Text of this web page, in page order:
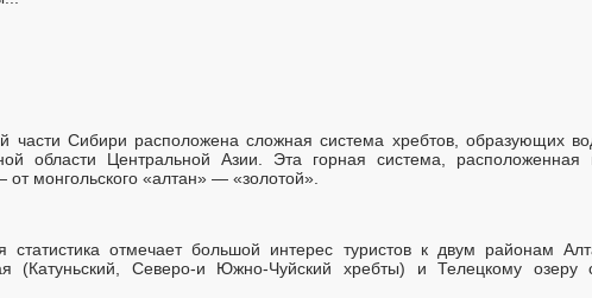
части Сибири расположена сложная система хребтов, образующих
области Центральной Азии. Эта горная система,
монгольского «алтан» — «золотой».
статистика отмечает большой интерес туристов к двум районам
(Катуньский, Северо-и Южно-Чуйский хребты) и Телецкому